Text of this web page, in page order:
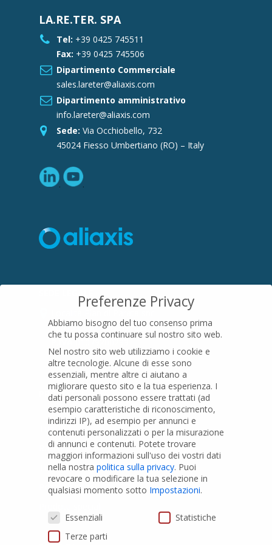
LA.RE.TER. SPA
Tel: +39 0425 745511
Fax: +39 0425 745506
Dipartimento Commerciale
sales.lareter@aliaxis.com
Dipartimento amministrativo
info.lareter@aliaxis.com
Sede: Via Occhiobello, 732
45024 Fiesso Umbertiano (RO) – Italy
16015 Casella (GE) – Italy
01079200299
PRODOTTI
Tubi PVC
Raccordi PVC
Tubi e Raccordi in PVC-A
Pozzi Artesiani
Preferenze Privacy
Abbiamo bisogno del tuo consenso prima
che tu possa continuare sul nostro sito web.
Nel nostro sito web utilizziamo i cookie e
altre tecnologie. Alcune di esse sono
essenziali, mentre altre ci aiutano a
migliorare questo sito e la tua esperienza. I
dati personali possono essere trattati (ad
esempio caratteristiche di riconoscimento,
indirizzi IP), ad esempio per annunci e
contenuti personalizzati o per la misurazione
di annunci e contenuti. Potete trovare
maggiori informazioni sull'uso dei vostri dati
nella nostra politica sulla privacy. Puoi
revocare o modificare la tua selezione in
qualsiasi momento sotto Impostazioni.
Preferenze Privacy
Essenziali
Statistiche
Terze parti